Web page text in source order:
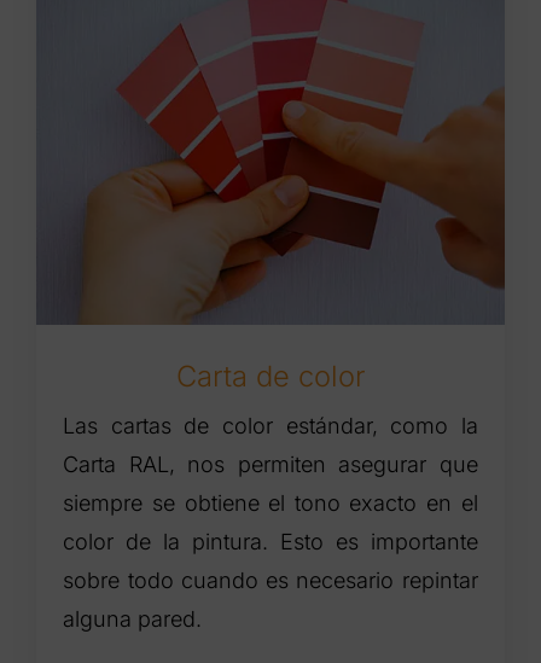
Carta de color
Las cartas de color estándar, como la
Carta RAL, nos permiten asegurar que
siempre se obtiene el tono exacto en el
color de la pintura. Esto es importante
sobre todo cuando es necesario repintar
alguna pared.